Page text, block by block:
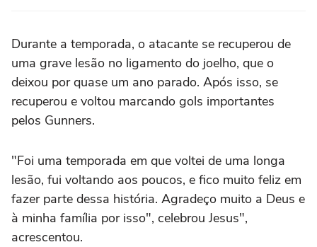
Durante a temporada, o atacante se recuperou de
uma grave lesão no ligamento do joelho, que o
deixou por quase um ano parado. Após isso, se
recuperou e voltou marcando gols importantes
pelos Gunners.
"Foi uma temporada em que voltei de uma longa
lesão, fui voltando aos poucos, e fico muito feliz em
fazer parte dessa história. Agradeço muito a Deus e
à minha família por isso", celebrou Jesus",
acrescentou.